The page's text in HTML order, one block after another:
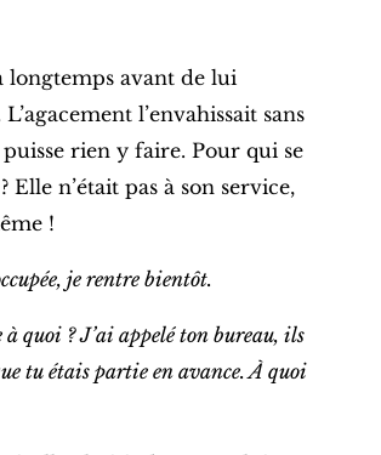
longtemps avant de lui
l’envahissait sans
puisse rien y faire. Pour qui se
Elle n’était pas à son service,
!
je rentre bientôt.
à quoi ? J’ai appelé ton bureau, ils
tu étais partie en avance. À quoi